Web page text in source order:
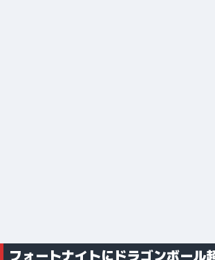
フォートナイトにドラゴンボール